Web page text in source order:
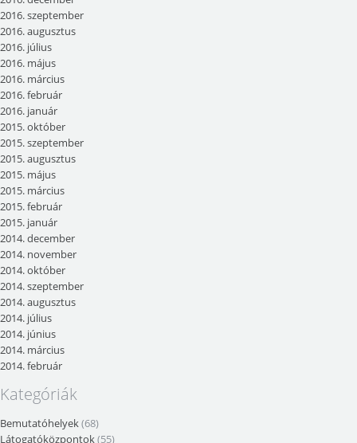
2016. szeptember
2016. augusztus
2016. július
2016. május
2016. március
2016. február
2016. január
2015. október
2015. szeptember
2015. augusztus
2015. május
2015. március
2015. február
2015. január
2014. december
2014. november
2014. október
2014. szeptember
2014. augusztus
2014. július
2014. június
2014. március
2014. február
Kategóriák
Bemutatóhelyek(68)
Látogatóközpontok(55)